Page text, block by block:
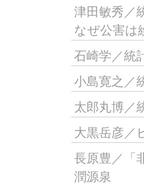
津田敏秀／
なぜ公害は
石崎学／統
小島寛之／
太郎丸博／
大黒岳彦／
長原豊／「
潤源泉